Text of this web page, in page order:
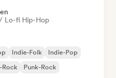
Lo-fi Hip-Hop
Indie-Folk
Indie-Pop
Rock Punk-Rock